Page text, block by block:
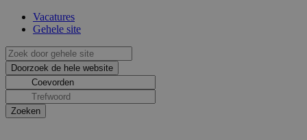
Vacatures
Gehele site